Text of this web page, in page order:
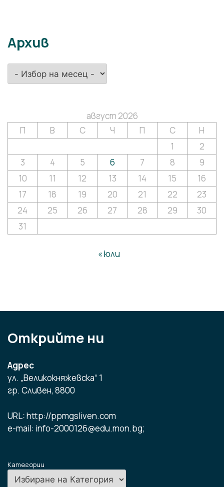
Архив
Архив
август 2026
П
В С Ч П С
Н
1
2
3
4 5 6 7 8
9
10
11 12 13 14 15
16
17
18 19 20 21 22
23
24
25 26 27 28 29
30
31
« юли
Открийте ни
Адрес
ул. „Великокняжевска“ 1
гр. Сливен, 8800
URL: http://ppmgsliven.com
e-mail: info-2000126@edu.mon.bg;
Категории